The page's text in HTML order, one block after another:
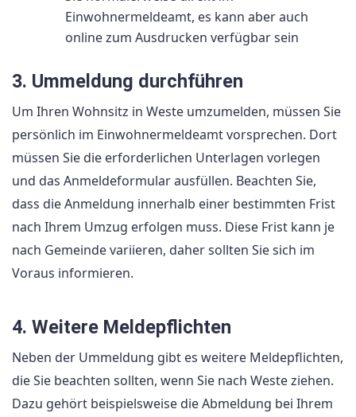
Einwohnermeldeamt, es kann aber auch
online zum Ausdrucken verfügbar sein
3. Ummeldung durchführen
Um Ihren Wohnsitz in Weste umzumelden, müssen Sie
persönlich im Einwohnermeldeamt vorsprechen. Dort
müssen Sie die erforderlichen Unterlagen vorlegen
und das Anmeldeformular ausfüllen. Beachten Sie,
dass die Anmeldung innerhalb einer bestimmten Frist
nach Ihrem Umzug erfolgen muss. Diese Frist kann je
nach Gemeinde variieren, daher sollten Sie sich im
Voraus informieren.
4. Weitere Meldepflichten
Neben der Ummeldung gibt es weitere Meldepflichten,
die Sie beachten sollten, wenn Sie nach Weste ziehen.
Dazu gehört beispielsweise die Abmeldung bei Ihrem